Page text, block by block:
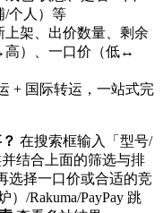
/个人）等
上架、出价数量、剩余
）、一口价（低↔
+ 国际转运，一站式完
在搜索框输入「型号/
结合上面的筛选与排
选择一口价或合适的竞
）/Rakuma/PayPay 跳